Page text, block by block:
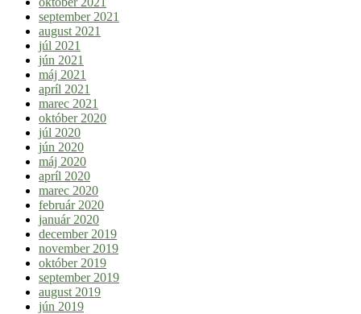
september 2021
august 2021
júl 2021
jún 2021
máj 2021
apríl 2021
marec 2021
október 2020
júl 2020
jún 2020
máj 2020
apríl 2020
marec 2020
február 2020
január 2020
december 2019
november 2019
október 2019
september 2019
august 2019
jún 2019